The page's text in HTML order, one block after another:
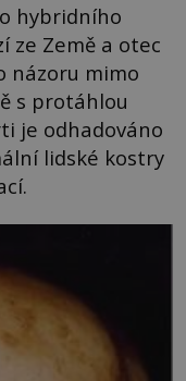
hybridního
ze Země a otec
názoru mimo
s protáhlou
je odhadováno
lidské kostry